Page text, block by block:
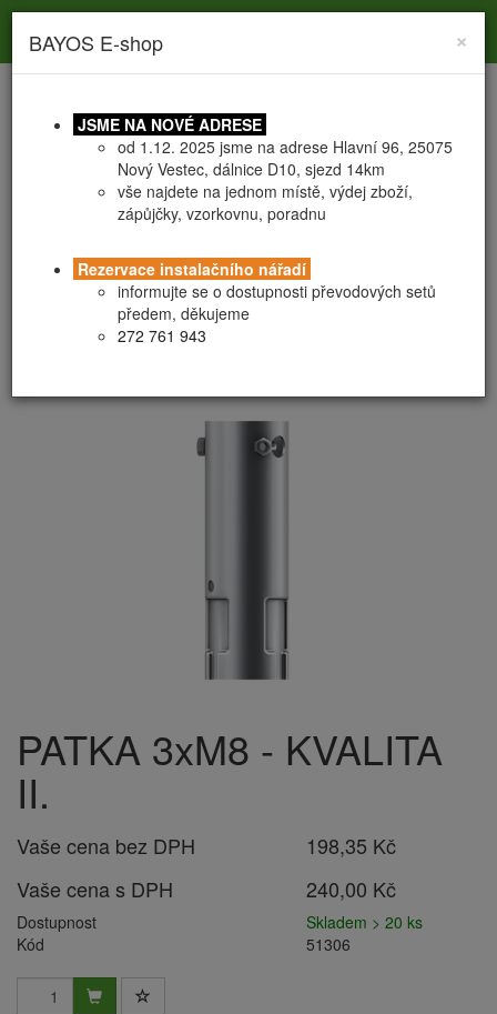
navigation
HOBBY vruty nastavitelné PATKA 3xM8 - KVALITA II.
Výprodej
PATKA 3xM8 - KVALITA
II.
Vaše cena bez DPH
198,35 Kč
Vaše cena s DPH
240,00 Kč
Dostupnost
Skladem > 20 ks
Kód
51306
×
BAYOS E-shop
JSME NA NOVÉ ADRESE
od 1.12. 2025 jsme na adrese Hlavní 96, 25075
Nový Vestec, dálnice D10, sjezd 14km
vše najdete na jednom místě, výdej zboží,
zápůjčky, vzorkovnu, poradnu
Rezervace instalačního nářadí
informujte se o dostupnosti převodových setů
předem, děkujeme
272 761 943